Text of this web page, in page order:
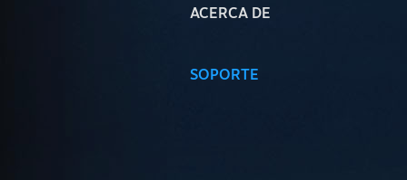
ACERCA DE
SOPORTE